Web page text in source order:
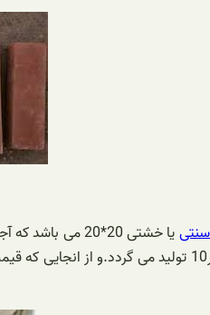
یا خشتی 20*20